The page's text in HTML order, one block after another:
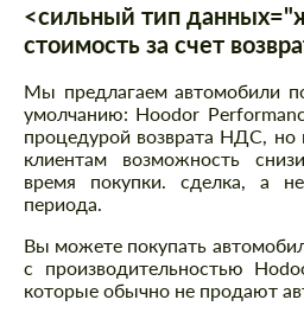
<сильный тип
стоимость за счет
Мы предлагаем автомобили
умолчанию: Hoodor
процедурой возврата НДС, но
клиентам возможность
время покупки. сделка, а
периода.
Вы можете покупать
с производительностью
которые обычно не продают